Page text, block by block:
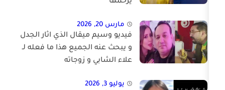
مارس 20, 2026
فيديو وسيم ميقال الذي اثار الجدل
و يبحث عنه الجميع هذا ما فعله لـ
علاء الشابي و زوجاته